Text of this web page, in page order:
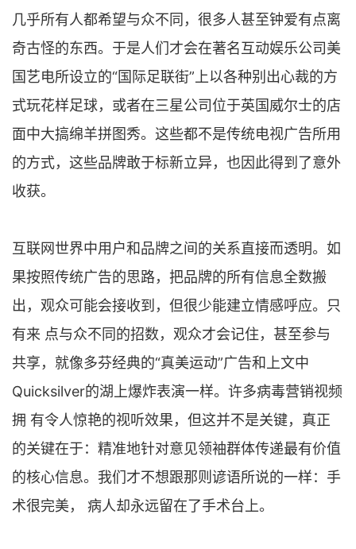
几乎所有人都希望与众不同，很多人甚至钟爱有点离
奇古怪的东西。于是人们才会在著名互动娱乐公司美
国艺电所设立的“国际足联街”上以各种别出心裁的方
式玩花样足球，或者在三星公司位于英国威尔士的店
面中大搞绵羊拼图秀。这些都不是传统电视广告所用
的方式，这些品牌敢于标新立异，也因此得到了意外
收获。
互联网世界中用户和品牌之间的关系直接而透明。如
果按照传统广告的思路，把品牌的所有信息全数搬
出，观众可能会接收到，但很少能建立情感呼应。只
有来 点与众不同的招数，观众才会记住，甚至参与
共享，就像多芬经典的“真美运动”广告和上文中
Quicksilver的湖上爆炸表演一样。许多病毒营销视频
拥 有令人惊艳的视听效果，但这并不是关键，真正
的关键在于：精准地针对意见领袖群体传递最有价值
的核心信息。我们才不想跟那则谚语所说的一样：手
术很完美， 病人却永远留在了手术台上。